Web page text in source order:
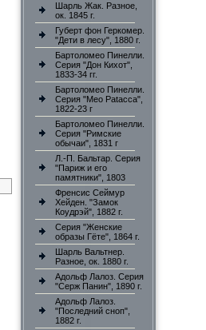
Шарль Жак. Разное,
ок. 1845 г.
Губерт фон Геркомер.
"Дети в лесу", 1880 г.
Бартоломео Пинелли.
Серия "Дон Кихот",
1833-34 гг.
Бартоломео Пинелли.
Серия "Meo Patacca",
1822-23 г
Бартоломео Пинелли.
Серия "Римские
обычаи", 1831 г
Л.-П. Бальтар. Серия
"Париж и его
памятники", 1803
Френсис Сеймур
Хейден. "Замок
Коудрэй", 1882 г.
Серия "Женские
образы Гёте", 1864 г.
Шарль Вальтнер.
Разное, ок. 1880 г.
Адольф Лалоз. Серия
"Серж Панин", 1890 г.
Адольф Лалоз.
"Последний сноп",
1882 г.